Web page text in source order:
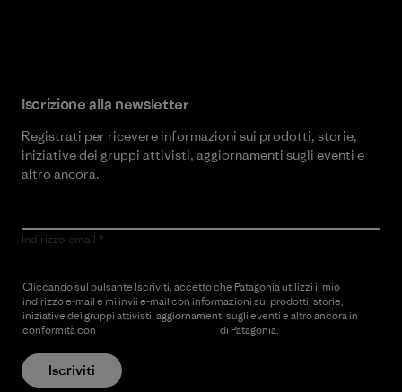
Iscrizione alla newsletter
Registrati per ricevere informazioni sui prodotti, storie,
iniziative dei gruppi attivisti, aggiornamenti sugli eventi e
altro ancora.
Indirizzo email
Cliccando sul pulsante Iscriviti, accetto che Patagonia utilizzi il mio
indirizzo e-mail e mi invii e-mail con informazioni sui prodotti, storie,
iniziative dei gruppi attivisti, aggiornamenti sugli eventi e altro ancora in
conformità con
di Patagonia.
Iscriviti